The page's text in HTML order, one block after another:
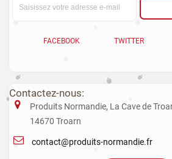
FACEBOOK TWITTER
Contactez-nous:
Produits Normandie, La Cave de
14670 Troarn
contact@produits-normandie.fr